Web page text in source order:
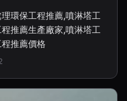
環保工程推薦,噴淋塔工
推薦生產廠家,噴淋塔工
推薦價格